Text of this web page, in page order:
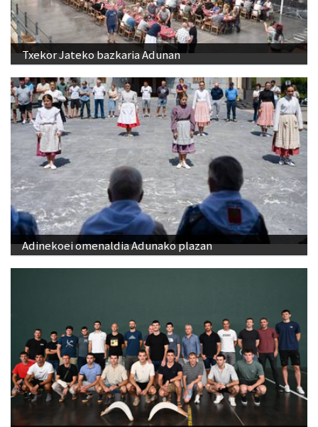
Txekor Jateko bazkaria Adunan
Adinekoei omenaldia Adunako plazan